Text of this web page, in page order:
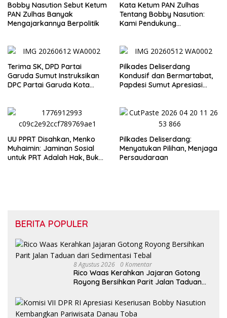
Bobby Nasution Sebut Ketum
PAN Zulhas Banyak
Mengajarkannya Berpolitik
Kata Ketum PAN Zulhas
Tentang Bobby Nasution:
Kami Pendukung
Terima SK, DPD Partai
Garuda Sumut Instruksikan
DPC Partai Garuda Kota
Pilkades Deliserdang
Kondusif dan Bermartabat,
Papdesi Sumut Apresiasi
UU PPRT Disahkan, Menko
Muhaimin: Jaminan Sosial
untuk PRT Adalah Hak, Bukan
Pilkades Deliserdang:
Menyatukan Pilihan, Menjaga
Persaudaraan
BERITA POPULER
8 Agustus 2026 0 Komentar
Rico Waas Kerahkan Jajaran Gotong
Royong Bersihkan Parit Jalan Taduan